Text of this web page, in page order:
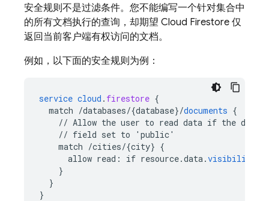
安全规则不是过滤条件。您不能编写一个针对集合中
的所有文档执行的查询，却期望 Cloud Firestore 仅
返回当前客户端有权访问的文档。
例如，以下面的安全规则为例：
service cloud . firestore {
match /databases/{database}/documents {
// Allow the user to read data if the
// field set to
'public'
match /cities/{city} {
allow read : if resource.data.visibility
}
}
}